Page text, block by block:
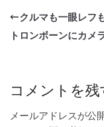
e
b
k
er
クルマも一眼レフ
トロンボーンにカメ
コメントを残
メールアドレスが公